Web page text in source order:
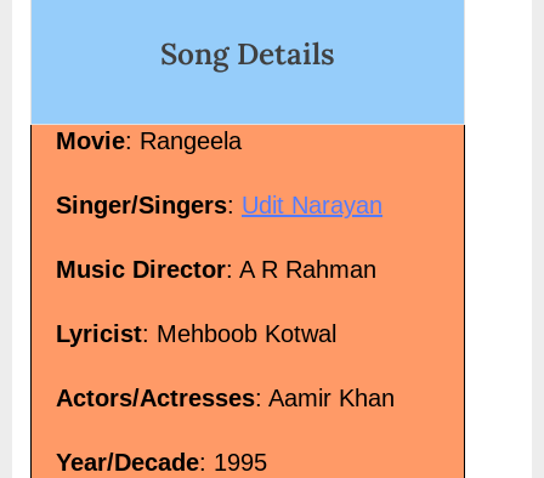
ये मौसम Ye Raate Ye Mausam Nadi Ka
</p>
Song Details
Movie: Rangeela
Singer/Singers: Udit Narayan
Music Director: A R Rahman
Lyricist: Mehboob Kotwal
Actors/Actresses: Aamir Khan
Year/Decade: 1995